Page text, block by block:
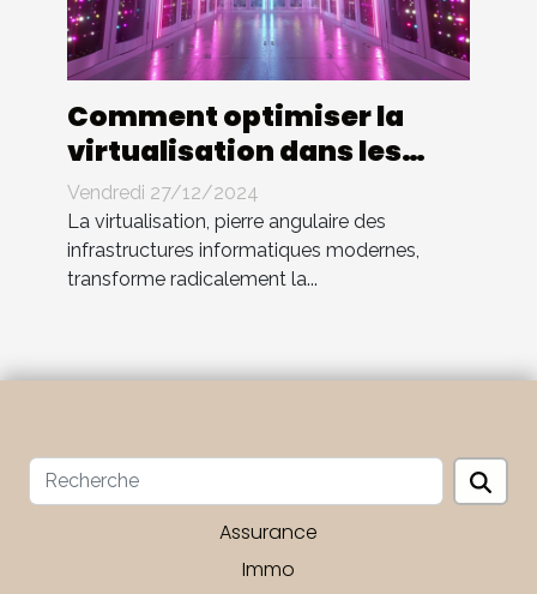
Comment optimiser la
virtualisation dans les
entreprises modernes
Vendredi 27/12/2024
La virtualisation, pierre angulaire des
infrastructures informatiques modernes,
transforme radicalement la...
Assurance
Immo